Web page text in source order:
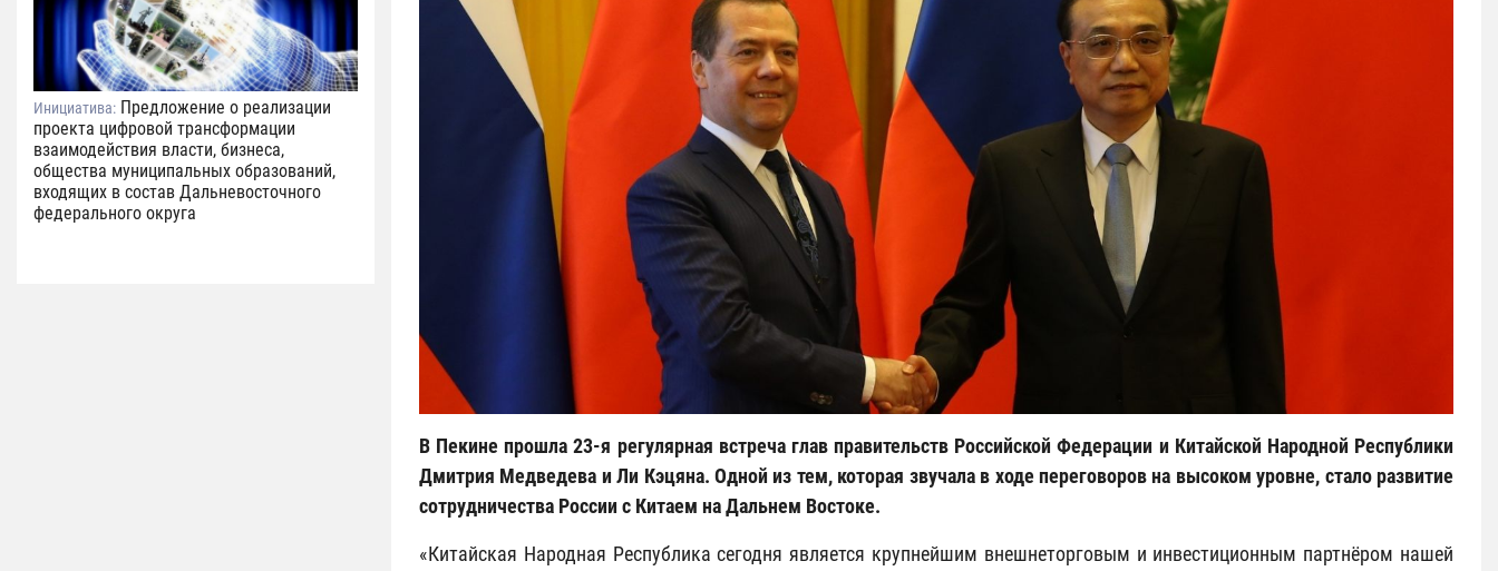
Инициатива: Предложение о реализации
проекта цифровой трансформации
взаимодействия власти, бизнеса,
общества муниципальных образований,
входящих в состав Дальневосточного
федерального округа
В Пекине прошла 23-я регулярная встреча глав правительств Российской Федерации и Китайской Народной Республики
Дмитрия Медведева и Ли Кэцяна. Одной из тем, которая звучала в ходе переговоров на высоком уровне, стало развитие
сотрудничества России с Китаем на Дальнем Востоке.
«Китайская Народная Республика сегодня является крупнейшим внешнеторговым и инвестиционным партнёром нашей